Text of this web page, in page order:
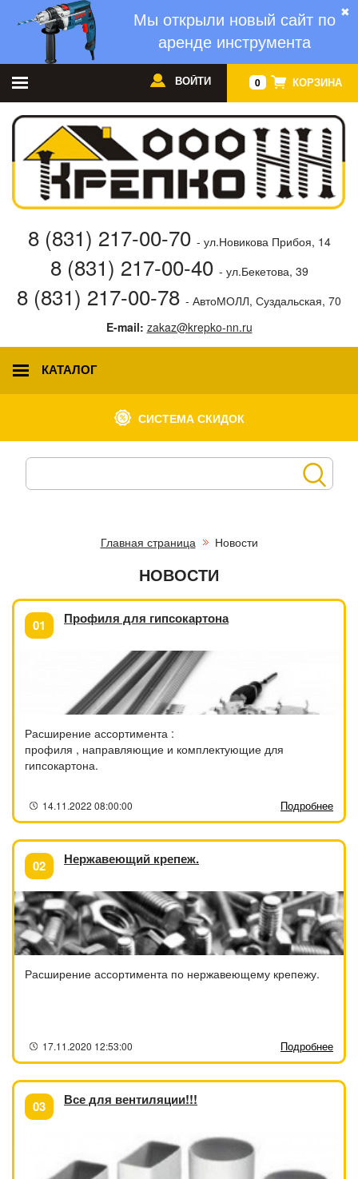
✖
Мы открыли новый сайт по
аренде инструмента
0 КОРЗИНА
ВОЙТИ
8 (831) 217-00-70 - ул.Новикова Прибоя, 14
8 (831) 217-00-40 - ул.Бекетова, 39
8 (831) 217-00-78 - АвтоМОЛЛ, Суздальская, 70
E-mail: zakaz@krepko-nn.ru
КАТАЛОГ
СИСТЕМА СКИДОК
Главная страница Новости
НОВОСТИ
01 Профиля для гипсокартона
Расширение ассортимента :
профиля , направляющие и комплектующие для
гипсокартона.
14.11.2022 08:00:00 Подробнее
02 Нержавеющий крепеж.
Расширение ассортимента по нержавеющему крепежу.
17.11.2020 12:53:00 Подробнее
03 Все для вентиляции!!!